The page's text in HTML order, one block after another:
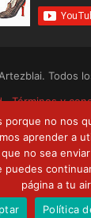
Todos
Términos y
Envíos y
RSS
porque no nos
aprender a
no sea
puedes
página a tu
Política